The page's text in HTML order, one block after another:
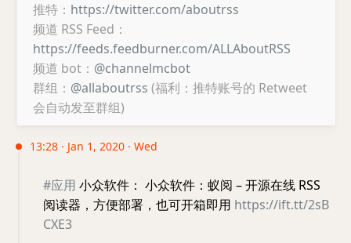
推特： https://twitter.com/aboutrss
频道 RSS Feed：
https://feeds.feedburner.com/ALLAboutRSS
频道 bot： @channelmcbot
群组： @allaboutrss (福利：推特账号的 Retweet
会自动发至群组)
13:28 · Jan 1, 2020 · Wed
#应用 小众软件： 小众软件：蚁阅 – 开源在线 RSS
阅读器，方便部署，也可开箱即用 https://ift.tt/2sB
CXE3